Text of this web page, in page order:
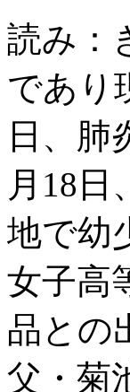
読み：
であり
日、肺
月18
地で幼
女子高
品との
父・菊